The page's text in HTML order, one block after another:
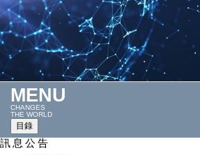
MENU
CHANGES
THE WORLD
目錄
最
訊息公告